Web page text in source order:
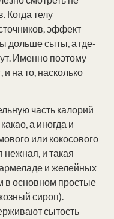
Когда телу
эффект
дольше сыты, а где-
Именно поэтому
на то, насколько
часть калорий
а иногда и
или кокосового
нежная, и такая
и желейных
в основном простые
сироп).
сытость